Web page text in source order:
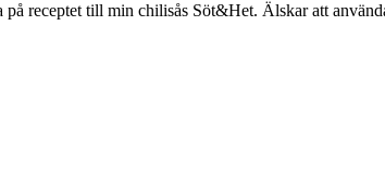
receptet till min chilisås Söt&Het. Älskar att